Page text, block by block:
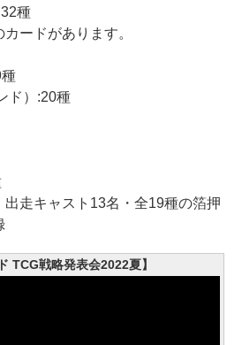
種
ードがあります。
ド）:20種
走キャスト13名・全19種の箔押
TCG戦略発表会2022夏】